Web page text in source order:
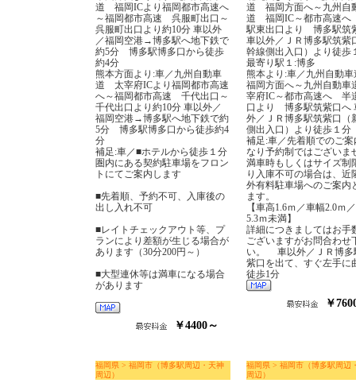
道 福岡ICより福岡都市高速へ
～福岡都市高速 呉服町出口～
呉服町出口より約10分 車以外
／福岡空港→博多駅へ地下鉄で
約5分 博多駅博多口から徒歩
約4分
熊本方面より:車／九州自動車
道 太宰府ICより福岡都市高速
へ～福岡都市高速 千代出口～
千代出口より約10分 車以外／
福岡空港→博多駅へ地下鉄で約
5分 博多駅博多口から徒歩約4
分
補足:車／■ホテルから徒歩１分
圏内にある契約駐車場をフロン
トにてご案内します
■先着順、予約不可、入庫後の
出し入れ不可
■レイトチェックアウト等、プ
ランにより差額が生じる場合が
あります（30分200円～）
■大型連休等は満車になる場合
があります
￥4400～
道 福岡方面へ～九州自
道 福岡IC～都市高速
駅東出口より 博多駅筑
車以外／ＪＲ博多駅筑紫
幹線側出入口）より徒歩
最寄り駅１:博多
熊本より:車／九州自動
福岡方面へ～九州自動
宰府IC～都市高速へ 半
口より 博多駅筑紫口へ
外／ＪＲ博多駅筑紫口（
側出入口）より徒歩１分
補足:車／先着順でのご案
なり予約制ではございま
満車時もしくはサイズ制
り入庫不可の場合は、近
外有料駐車場へのご案内
ます。
【車高1.6ｍ／車幅2.0ｍ
5.3ｍ未満】
詳細につきましてはお手
ございますがお問合わせ
い。 車以外／ＪＲ博多
紫口を出て、すぐ左手に
徒歩1分
￥
福岡県 > 福岡市（博多駅周辺・天神
周辺）
福岡県 > 福岡市（博多駅周辺
周辺）